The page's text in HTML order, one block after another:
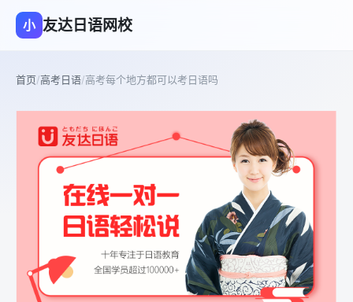
小 友达日语网校
首页/高考日语/高考每个地方都可以考日语吗